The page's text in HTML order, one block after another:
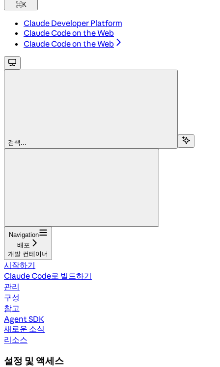
⌘K
Claude Developer Platform
Claude Code on the Web
Claude Code on the Web
검색...
Navigation
배포
개발 컨테이너
시작하기
Claude Code로 빌드하기
관리
구성
참고
Agent SDK
새로운 소식
리소스
설정 및 액세스